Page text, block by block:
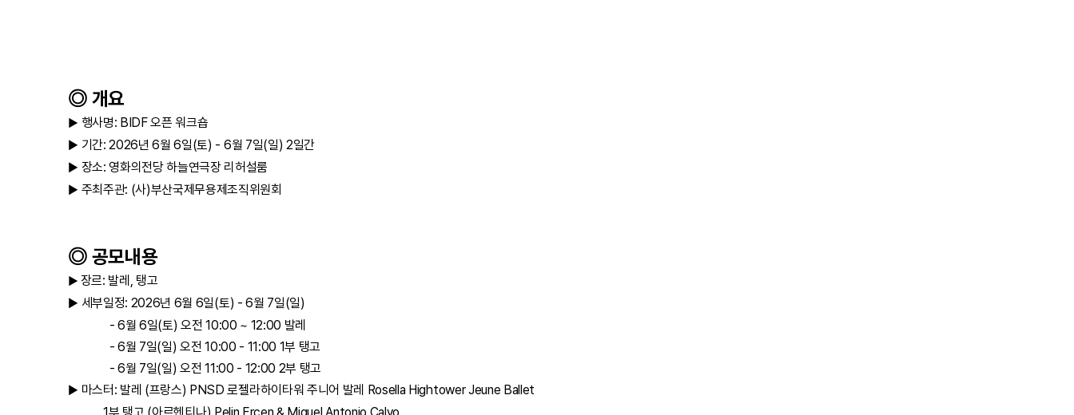
​◎ 개요
▶ 행사명: BIDF 오픈 워크숍
▶ 기간: 2026년 6월 6일(토) - 6월 7일(일) 2일간
▶ 장소: 영화의전당 하늘연극장 리허설룸
▶ 주최주관: (사)부산국제무용제조직위원회
◎ 공모내용
▶ 장르: 발레, 탱고
▶ 세부일정: 2026년 6월 6일(토) - 6월 7일(일)
- 6월 6일(토) 오전 10:00 ~ 12:00 발레
- 6월 7일(일) 오전 10:00 - 11:00 1부 탱고
- 6월 7일(일) 오전 11:00 - 12:00 2부 탱고
▶ 마스터: 발레 (프랑스) PNSD 로젤라하이타워 주니어 발레 Rosella Hightower Jeune Ballet